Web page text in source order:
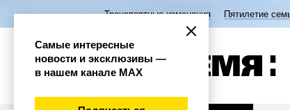
Транспортные изменения Пятилетие
Самые интересные
новости и эксклюзивы —
в нашем канале МАХ